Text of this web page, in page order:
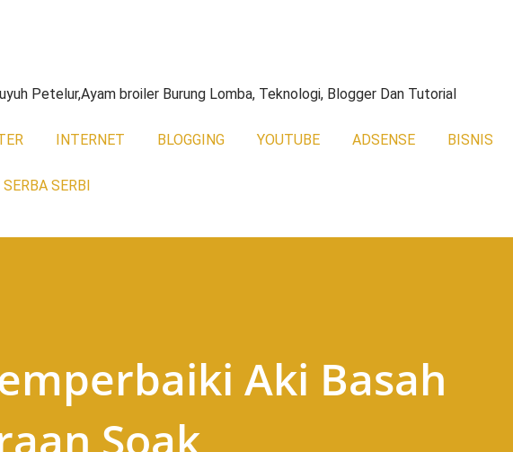
Petelur,Ayam broiler Burung Lomba, Teknologi, Blogger Dan Tutorial
INTERNET BLOGGING YOUTUBE ADSENSE BISNIS
SERBA SERBI
Aki Basah
Soak